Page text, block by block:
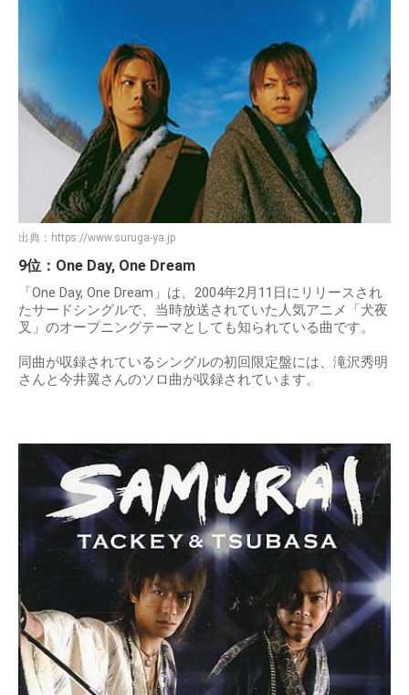
出典： https://www.suruga-ya.jp
9位：One Day, One Dream
「One Day, One Dream」は、2004年2月11日にリリースされ
たサードシングルで、当時放送されていた人気アニメ「犬夜
叉」のオープニングテーマとしても知られている曲です。
同曲が収録されているシングルの初回限定盤には、滝沢秀明
さんと今井翼さんのソロ曲が収録されています。